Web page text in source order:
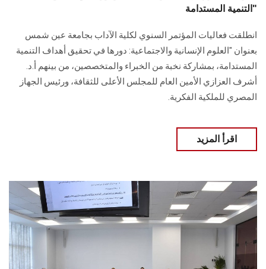
التنمية المستدامة"
انطلقت فعاليات المؤتمر السنوي لكلية الآداب بجامعة عين شمس
بعنوان "العلوم الإنسانية والاجتماعية: دورها في تحقيق أهداف التنمية
المستدامة، بمشاركة نخبة من الخبراء والمتخصصين، من بينهم أ.د.
أشرف العزازي الأمين العام للمجلس الأعلى للثقافة، ورئيس الجهاز
المصري للملكية الفكرية.
اقرأ المزيد